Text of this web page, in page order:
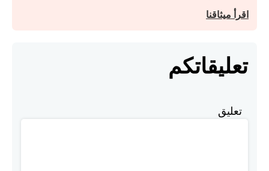
اقرأ ميثاقنا
تعليقاتكم
تعليق